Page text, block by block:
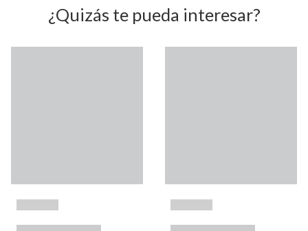
¿Quizás te pueda interesar?